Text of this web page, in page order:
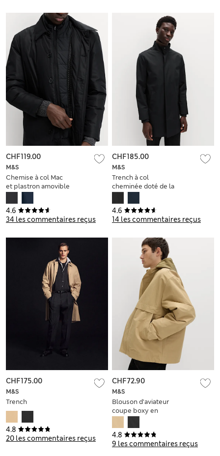
4.6
34 les commentaires reçus
M&S
Chemise à col Mac
et plastron amovible
CHF119.00
4.6
14 les commentaires reçus
M&S
Trench à col
cheminée doté de la
Stormwear™
CHF185.00
4.8
20 les commentaires reçus
M&S
Trench
CHF175.00
4.8
9 les commentaires reçus
M&S
Blouson d’aviateur
coupe boxy en
cheminée
CHF72.90